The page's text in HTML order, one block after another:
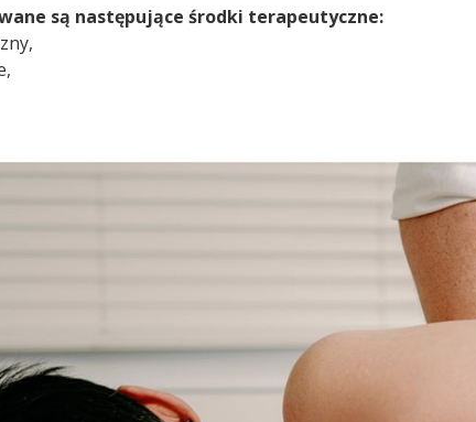
są następujące środki terapeutyczne: